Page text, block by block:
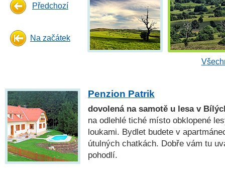
Předchozí
Na začátek
Penzion Patrik
dovolená na samotě u lesa v
na odlehlé tiché místo obklopené
loukami. Bydlet budete v
útulných chatkách. Dobře vám tu
pohodlí.